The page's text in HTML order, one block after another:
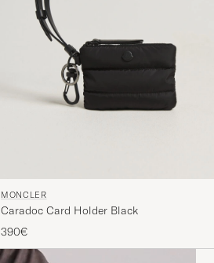
MONCLER
Caradoc Card Holder Black
390€